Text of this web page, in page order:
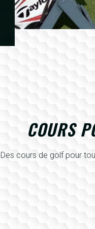
COURS
Des cours de golf pour